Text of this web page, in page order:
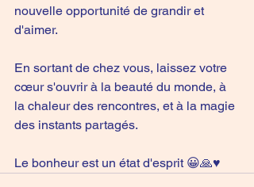
nouvelle opportunité de grandir et
d'aimer.
En sortant de chez vous, laissez votre
cœur s'ouvrir à la beauté du monde, à
la chaleur des rencontres, et à la magie
des instants partagés.
Le bonheur est un état d'esprit 😀🙏♥️